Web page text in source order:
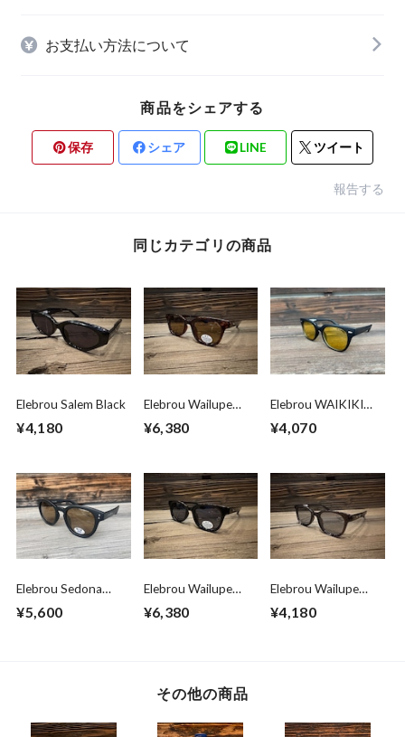
お支払い方法について
商品をシェアする
保存 シェア LINE ツイート
報告する
同じカテゴリの商品
Elebrou Salem Black
¥4,180
Elebrou Wailupe
Polarized（鯖江産偏
¥6,380
Elebrou WAIKIKI
¥4,070
Elebrou Sedona
POLARIZED（偏光
¥5,600
Elebrou Wailupe
江産偏光レンズ）
¥6,380
Elebrou Wailupe
¥4,180
その他の商品